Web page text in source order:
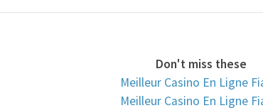
Don't miss these
Meilleur Casino En Ligne
Meilleur Casino En Ligne